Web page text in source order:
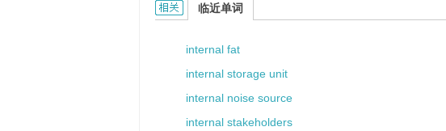
internal SRAM的相关资料：
临近单词
internal fat
internal storage unit
internal noise source
internal stakeholders